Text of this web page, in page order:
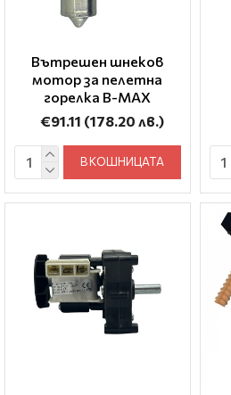
Вътрешен шнеков
мотор за пелетна
горелка B-MAX
€91.11 (178.20 лв.)
В КОШНИЦАТА